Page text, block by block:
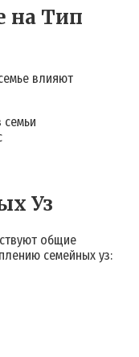
на Тип
влияют
Уз
общие
семейных уз: